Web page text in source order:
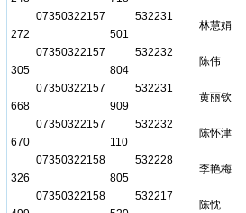
07350322157
272
532231
501
林慧娟
07350322157
305
532232
804
陈伟
07350322157
668
532231
909
黄丽钦
07350322157
670
532232
110
陈怀津
07350322158
326
532228
805
李艳梅
07350322158
532217
陈忱